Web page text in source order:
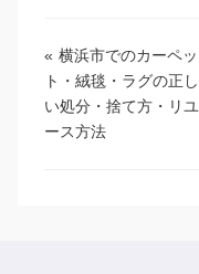
« 横浜市でのカーペッ
ト・絨毯・ラグの正し
い処分・捨て方・リユ
ース方法